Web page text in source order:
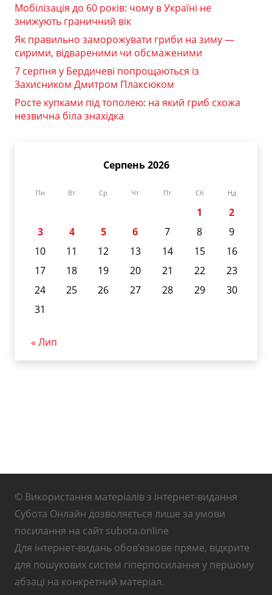
Мобілізація до 60 років: чому в Україні не
знижують граничний вік
Як правильно заморожувати гриби на зиму —
сирими, відвареними чи обсмаженими
7 серпня у Бердичеві попрощаються із
Захисником Дмитром Плаксюком
Росте купками під тополею: на який гриб схожа
незвична біла знахідка
Серпень 2026
Пн Вт Ср Чт Пт Сб Нд
1
2
3
4 5 6 7 8
9
10
11 12 13 14 15
16
17
18 19 20 21 22
23
24
25 26 27 28 29
30
31
« Лип
© Використання матеріалів з інтернет-видання
Субота Онлайн дозволяється лише за умови
посилання на сайт subota.online
Для інтернет-видань обов’язкове пряме, відкрите
для пошукових систем гіперпосилання у першому
абзаці на конкретний матеріал.